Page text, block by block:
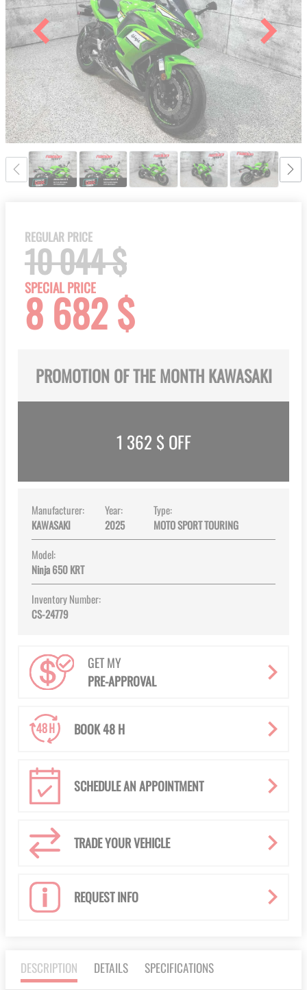
the
images
gallery
beginning
images
gallery
SPECIAL PRICE
8 682 $
REGULAR PRICE
10 044 $
PROMOTION OF THE MONTH KAWASAKI
1 362 $ OFF
Manufacturer:
KAWASAKI
Year:
2025
Type:
MOTO SPORT TOURING
Model:
Ninja 650 KRT
Inventory Number:
CS-24779
GET MY
PRE-APPROVAL
BOOK 48 H
SCHEDULE AN APPOINTMENT
TRADE YOUR VEHICLE
REQUEST INFO
DESCRIPTION DETAILS SPECIFICATIONS